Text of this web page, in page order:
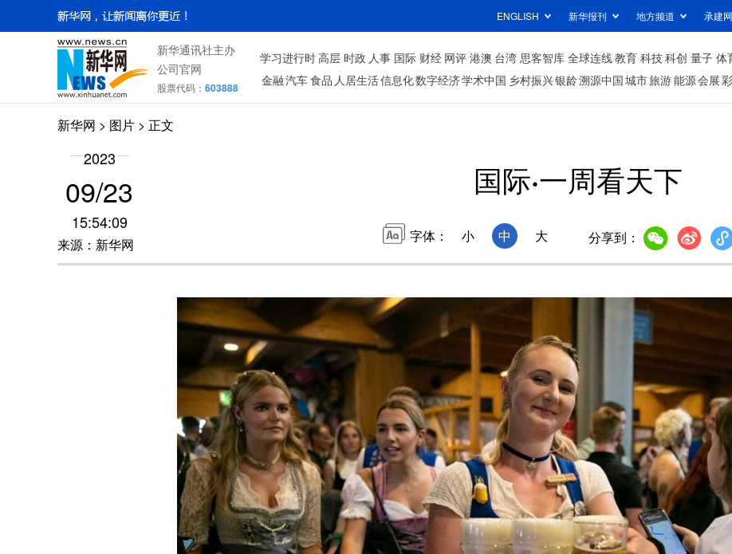
ENGLISH 新华报刊 地方频道 承建
新华通讯社主办
公司官网
股票代码： 603888
学习进行时高层 时政 人事 国际 财经 网评 港澳 台湾 思客智库 全球连线教育 科技科创 量子 体
金融汽车食品 人居生活信息化数字经济学术中国 乡村振兴银龄溯源中国城市旅游能源会展
新华网 > 图片 > 正文
2023
09/23
15:54:09
来源：新华网
国际·一周看天下
字体： 小 中 大 分享到：